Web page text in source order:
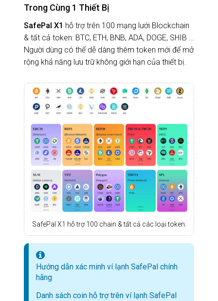
Trong Cùng 1 Thiết Bị
SafePal X1 hỗ trợ trên 100 mạng lưới Blockchain
& tất cả token: BTC, ETH, BNB, ADA, DOGE, SHIB …
Người dùng có thể dễ dàng thêm token mới để mở
rộng khả năng lưu trữ không giới hạn của thiết bị.
SafePal X1 hỗ trợ 100 chain & tất cả các loại token.
Hướng dẫn xác minh ví lạnh SafePal chính
hãng
Danh sách coin hỗ trợ trên ví lạnh SafePal